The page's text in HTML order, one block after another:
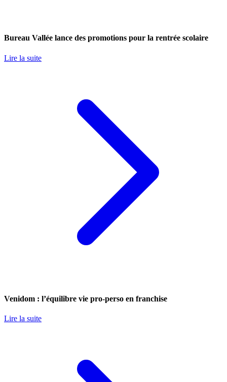
Bureau Vallée lance des promotions pour la rentrée scolaire
Lire la suite
Venidom : l’équilibre vie pro-perso en franchise
Lire la suite